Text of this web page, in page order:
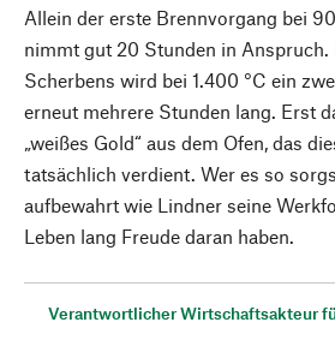
Allein der erste Brennvorgang bei
nimmt gut 20 Stunden in Anspruch.
Scherbens wird bei 1.400 °C ein
erneut mehrere Stunden lang. Erst
„weißes Gold“ aus dem Ofen, das
tatsächlich verdient. Wer es so
aufbewahrt wie Lindner seine
Leben lang Freude daran haben.
Verantwortlicher Wirtschaftsakteur